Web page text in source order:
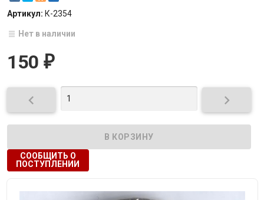
Артикул: К-2354
Нет в наличии
150 ₽
 
СООБЩИТЬ О
ПОСТУПЛЕНИИ